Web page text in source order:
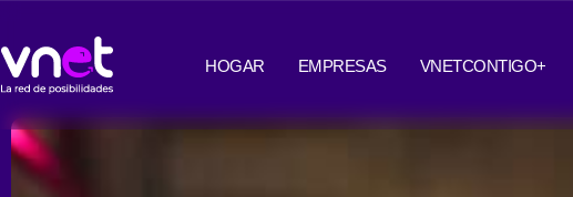
al
contenido
HOGAR EMPRESAS VNETCONTIGO+